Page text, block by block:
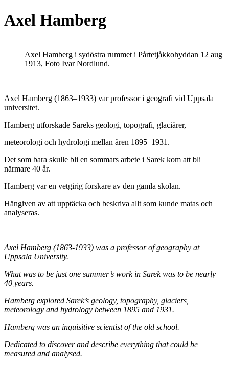
Axel Hamberg
Axel Hamberg i sydöstra rummet i Pårtetjåkkohyddan 12 aug
1913, Foto Ivar Nordlund.
Axel Hamberg (1863–1933) var professor i geografi vid Uppsala
universitet.
Hamberg utforskade Sareks geologi, topografi, glaciärer,
meteorologi och hydrologi mellan åren 1895–1931.
Det som bara skulle bli en sommars arbete i Sarek kom att bli
närmare 40 år.
Hamberg var en vetgirig forskare av den gamla skolan.
Hängiven av att upptäcka och beskriva allt som kunde matas och
analyseras.
Axel Hamberg (1863-1933) was a professor ofgeography at
Uppsala University.
What was to be just one summer’s work in Sarek was to be nearly
40 years.
Hamberg explored Sarek’s geology, topography, glaciers,
meteorology and hydrology between 1895 and 1931.
Hamberg was an inquisitive scientist of the old school.
Dedicated to discover and describe everything that could be
measured and analysed.